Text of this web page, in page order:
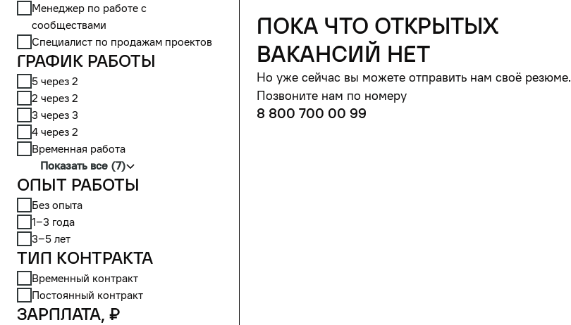
Менеджер по работе с
сообществами
Специалист по продажам проектов
График работы
5 через 2
2 через 2
3 через 3
4 через 2
Временная работа
Показать все (7)
Опыт работы
Без опыта
1‒3 года
3‒5 лет
Тип контракта
Временный контракт
Постоянный контракт
Зарплата, ₽
пока что открытых
вакансий нет
Но уже сейчас вы можете отправить нам своё резюме.
Позвоните нам по номеру
8 800 700 00 99